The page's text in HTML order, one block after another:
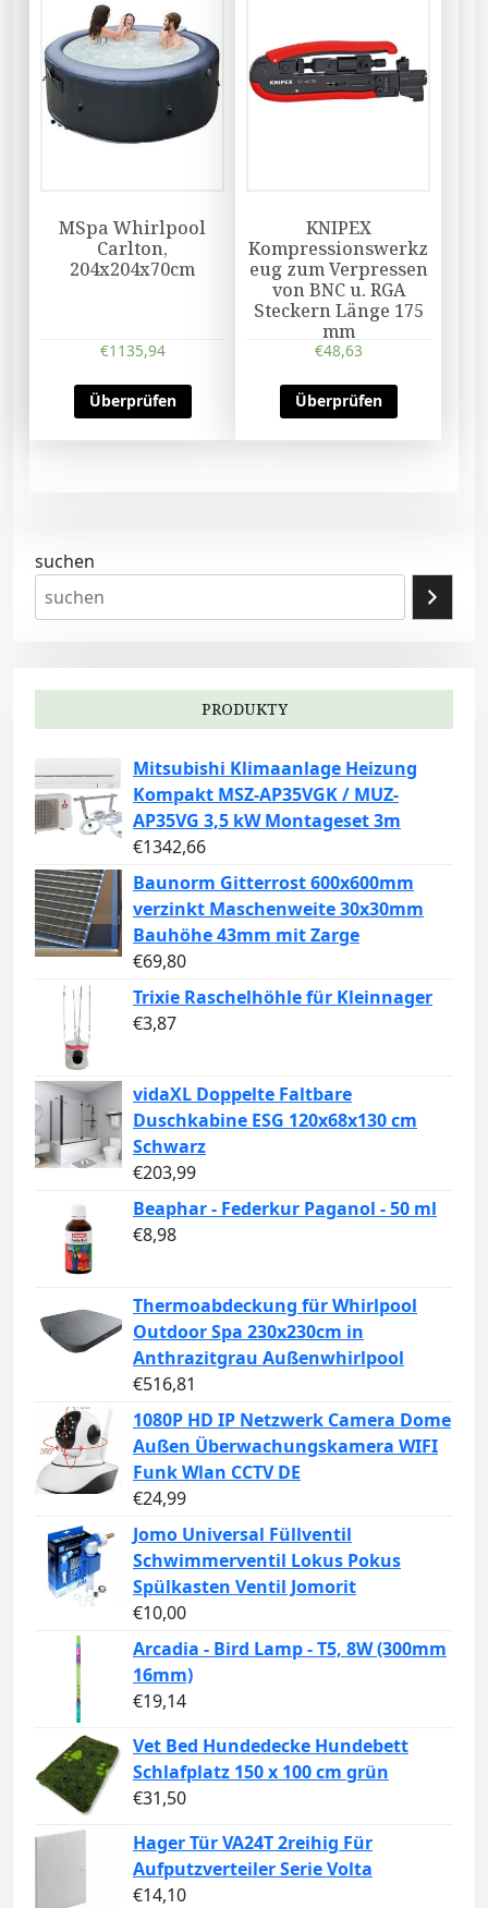
MSpa Whirlpool
Carlton,
204x204x70cm
€1135,94
Überprüfen
KNIPEX
Kompressionswerkz
eug zum Verpressen
von BNC u. RGA
Steckern Länge 175
mm
€48,63
Überprüfen
suchen
PRODUKTY
Mitsubishi Klimaanlage Heizung
Kompakt MSZ-AP35VGK / MUZ-
AP35VG 3,5 kW Montageset 3m
€1342,66
Baunorm Gitterrost 600x600mm
verzinkt Maschenweite 30x30mm
Bauhöhe 43mm mit Zarge
€69,80
Trixie Raschelhöhle für Kleinnager
€3,87
vidaXL Doppelte Faltbare
Duschkabine ESG 120x68x130 cm
Schwarz
€203,99
Beaphar - Federkur Paganol - 50 ml
€8,98
Thermoabdeckung für Whirlpool
Outdoor Spa 230x230cm in
Anthrazitgrau Außenwhirlpool
€516,81
1080P HD IP Netzwerk Camera Dome
Außen Überwachungskamera WIFI
Funk Wlan CCTV DE
€24,99
Jomo Universal Füllventil
Schwimmerventil Lokus Pokus
Spülkasten Ventil Jomorit
€10,00
Arcadia - Bird Lamp - T5, 8W (300mm
16mm)
€19,14
Vet Bed Hundedecke Hundebett
Schlafplatz 150 x 100 cm grün
€31,50
Hager Tür VA24T 2reihig Für
Aufputzverteiler Serie Volta
€14,10